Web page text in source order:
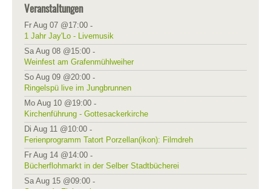
Veranstaltungen
Fr Aug 07 @17:00 -
1 Jahr Jay'Lo - Livemusik
Sa Aug 08 @15:00 -
Weinfest am Grafenmühlweiher
So Aug 09 @20:00 -
Ringelspü live im Jungbrunnen
Mo Aug 10 @19:00 -
Kirchenführung - Gottesackerkirche
Di Aug 11 @10:00 -
Ferienprogramm Tatort Porzellan(ikon): Filmdreh
Fr Aug 14 @14:00 -
Bücherflohmarkt in der Selber Stadtbücherei
Sa Aug 15 @09:00 -